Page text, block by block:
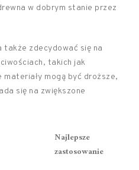
w dobrym stanie przez
także zdecydować się na
takich jak
materiały mogą być droższe,
się na zwiększone
Najlepsze
zastosowanie